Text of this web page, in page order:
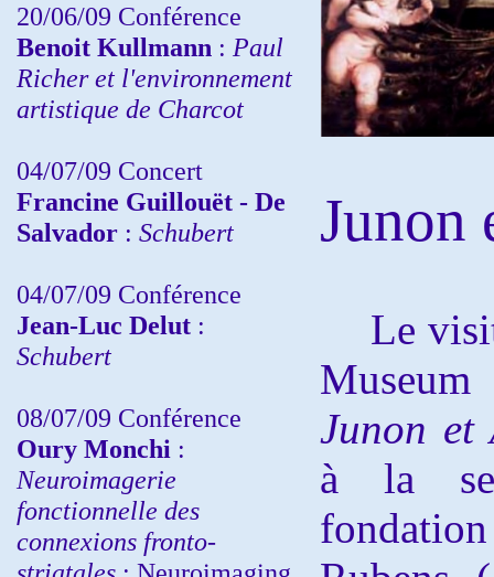
20/06/09 Conférence
Benoit Kullmann : Paul
Richer et l'environnement
artistique de Charcot
04/07/09 Concert
Francine Guillouët - De
Salvador : Schubert
04/07/09 Conférence
Jean-Luc Delut :
Schubert
08/07/09 Conférence
Oury Monchi :
Neuroimagerie
fonctionnelle des
connexions fronto-
Junon
Le
Junon et
à la